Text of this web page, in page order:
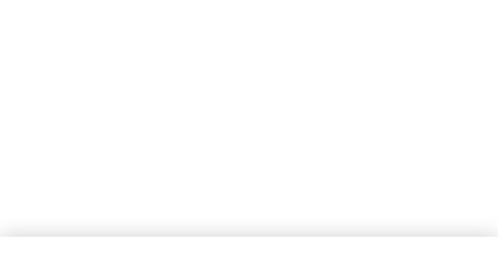
芸術・アート 映画・音楽・演劇